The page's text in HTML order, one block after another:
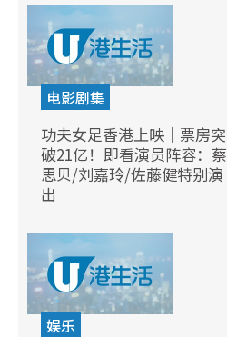
电影剧集
功夫女足香港上映｜票房突
破21亿！即看演员阵容：蔡
思贝/刘嘉玲/佐藤健特别演
出
娱乐